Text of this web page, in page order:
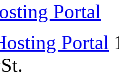
Portal